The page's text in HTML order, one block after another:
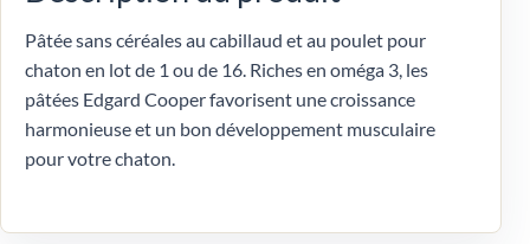
Pâtée sans céréales au cabillaud et au poulet pour
chaton en lot de 1 ou de 16. Riches en oméga 3, les
pâtées Edgard Cooper favorisent une croissance
harmonieuse et un bon développement musculaire
pour votre chaton.